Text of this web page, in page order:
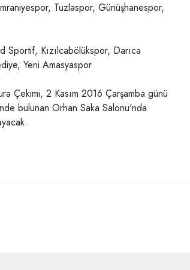
Tuzlaspor, Günüşhanespor,
Sportif, Kızılcabölükspor, Darıca
Yeni Amasyaspor
Çekimi, 2 Kasım 2016 Çarşamba günü
bulunan Orhan Saka Salonu'nda